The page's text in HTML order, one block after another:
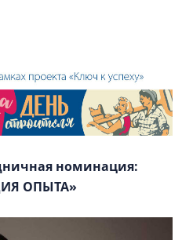
номинация:
ОПЫТА»